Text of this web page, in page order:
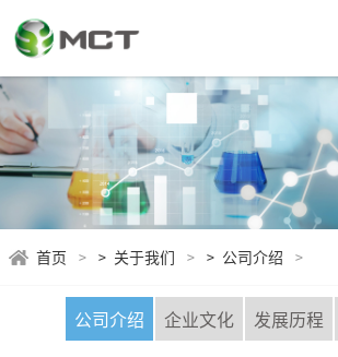
首页 > 关于我们 > 公司介绍
公司介绍 企业文化 发展历程